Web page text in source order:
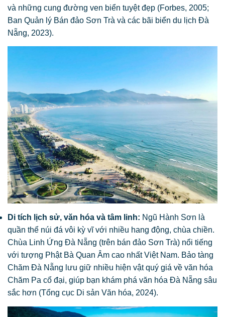
và những cung đường ven biển tuyệt đẹp (Forbes, 2005;
Ban Quản lý Bán đảo Sơn Trà và các bãi biển du lịch Đà
Nẵng, 2023).
Di tích lịch sử, văn hóa và tâm linh: Ngũ Hành Sơn là
quần thể núi đá vôi kỳ vĩ với nhiều hang động, chùa chiền.
Chùa Linh Ứng Đà Nẵng (trên bán đảo Sơn Trà) nổi tiếng
với tượng Phật Bà Quan Âm cao nhất Việt Nam. Bảo tàng
Chăm Đà Nẵng lưu giữ nhiều hiện vật quý giá về văn hóa
Chăm Pa cổ đại, giúp bạn khám phá văn hóa Đà Nẵng sâu
sắc hơn (Tổng cục Di sản Văn hóa, 2024).